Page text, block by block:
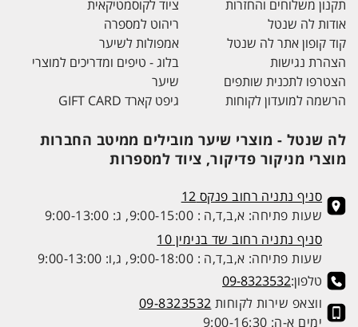
תקנון משלוחים והחזרות
אודות לה שנטל
קוד קופון אתר לה שנטל
הצהרת נגישות
הצטרפו לתכנית שותפים
הרשמה למועדון לקוחות
ציוד לקוסמטיקאית
ריהוט למספרה
אמפולות לשיער
בלוג - טיפים ומדריכים למוצרי
שיער
גיפט קארד GIFT CARD
לה שנטל - מוצרי שיער מובילים ממיטב החברות
מוצרי מניקור פדיקור, ציוד למספרות
סניף נתניה רחוב פנקס 12
שעות פתיחה: א,ב,ד,ה : 9:00-15:00, ג: 9:00-13:00
סניף נתניה רחוב שד בנימין 10
שעות פתיחה: א,ב,ד,ה : 9:00-18:00, ג,ו: 9:00-13:00
טלפון:09-8323532
ווצאפ שירות לקוחות 09-8323532
ימים א-ה: 9:00-16:30